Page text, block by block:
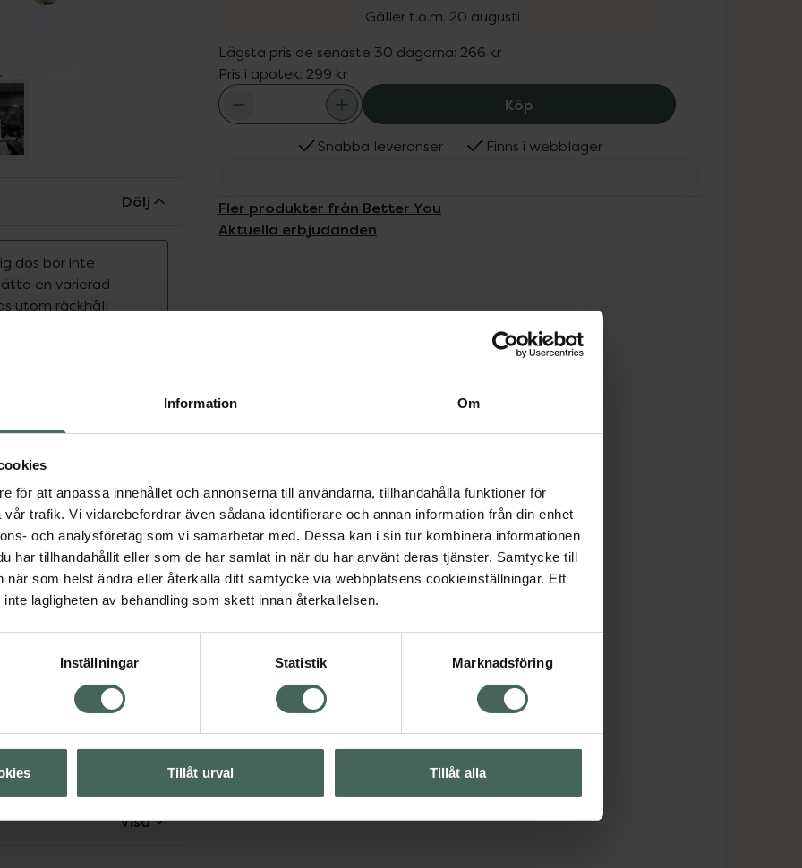
Information Om
för att anpassa innehållet och annonserna till användarna, tillhandahålla funktioner för
trafik. Vi vidarebefordrar även sådana identifierare och annan information från din enhet
och analysföretag som vi samarbetar med. Dessa kan i sin tur kombinera informationen
har tillhandahållit eller som de har samlat in när du har använt deras tjänster. Samtycke till
när som helst ändra eller återkalla ditt samtycke via webbplatsens cookieinställningar. Ett
lagligheten av behandling som skett innan återkallelsen.
Inställningar Statistik Marknadsföring
Tillåt urval Tillåt alla
Gäller t.o.m. 20 augusti
Lägsta pris de senaste 30 dagarna: 266 kr
Pris i apotek: 299 kr
Köp Better You Organic Pwo Raspberry
Snabba leveranser Finns i webblager
Fler produkter från Better You
Aktuella erbjudanden
Dölj
dos bör inte
en varierad
utom räckhåll
BCAA och
har en unika
bra inför träning som
till ökad
vakenheten. Koffein
Innehåller
Visa